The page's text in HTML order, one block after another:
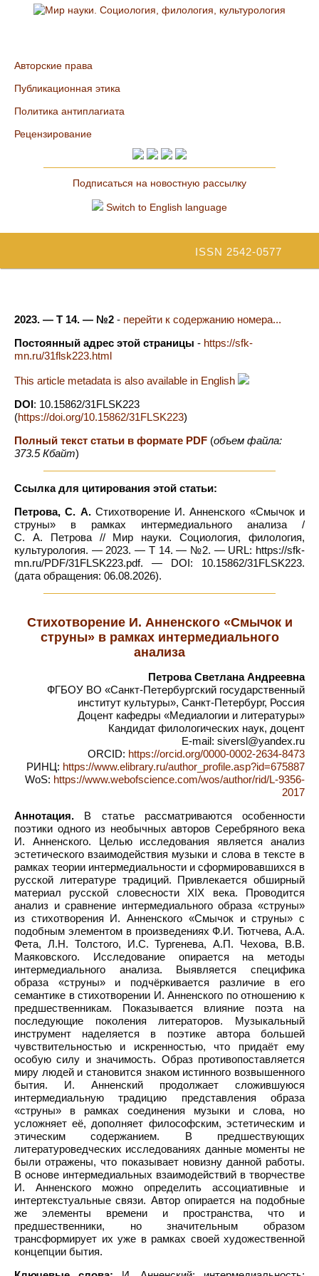
Авторские права
Публикационная этика
Политика антиплагиата
Рецензирование
Подписаться на новостную рассылку
Switch to English language
ISSN 2542-0577
2023. — Т 14. — №2 - перейти к содержанию номера...
Постоянный адрес этой страницы - https://sfk-
mn.ru/31flsk223.html
This article metadata is also available in English
DOI: 10.15862/31FLSK223
(https://doi.org/10.15862/31FLSK223)
Полный текст статьи в формате PDF (объем файла:
373.5 Кбайт)
Ссылка для цитирования этой статьи:
Петрова, С. А.Стихотворение И. Анненского «Смычок и
струны» в рамках интермедиального анализа /
С. А. Петрова // Мир науки. Социология, филология,
культурология. — 2023. — Т 14. — №2. — URL: https://sfk-
mn.ru/PDF/31FLSK223.pdf. — DOI: 10.15862/31FLSK223.
(дата обращения: 06.08.2026).
Стихотворение И. Анненского «Смычок и
струны» в рамках интермедиального
анализа
Петрова Светлана Андреевна
ФГБОУ ВО «Санкт-Петербургский государственный
институт культуры», Санкт-Петербург, Россия
Доцент кафедры «Медиалогии и литературы»
Кандидат филологических наук, доцент
E-mail: siversl@yandex.ru
ORCID: https://orcid.org/0000-0002-2634-8473
РИНЦ: https://www.elibrary.ru/author_profile.asp?id=675887
WoS: https://www.webofscience.com/wos/author/rid/L-9356-
2017
Аннотация. В статье рассматриваются особенности
поэтики одного из необычных авторов Серебряного века
И. Анненского. Целью исследования является анализ
эстетического взаимодействия музыки и слова в тексте в
рамках теории интермедиальности и сформировавшихся в
русской литературе традиций. Привлекается обширный
материал русской словесности XIX века. Проводится
анализ и сравнение интермедиального образа «струны»
из стихотворения И. Анненского «Смычок и струны» с
подобным элементом в произведениях Ф.И. Тютчева, А.А.
Фета, Л.Н. Толстого, И.С. Тургенева, А.П. Чехова, В.В.
Маяковского. Исследование опирается на методы
интермедиального анализа. Выявляется специфика
образа «струны» и подчёркивается различие в его
семантике в стихотворении И. Анненского по отношению к
предшественникам. Показывается влияние поэта на
последующие поколения литераторов. Музыкальный
инструмент наделяется в поэтике автора большей
чувствительностью и искренностью, что придаёт ему
особую силу и значимость. Образ противопоставляется
миру людей и становится знаком истинного возвышенного
бытия. И. Анненский продолжает сложившуюся
интермедиальную традицию представления образа
«струны» в рамках соединения музыки и слова, но
усложняет её, дополняет философским, эстетическим и
этическим содержанием. В предшествующих
литературоведческих исследованиях данные моменты не
были отражены, что показывает новизну данной работы.
В основе интермедиальных взаимодействий в творчестве
И. Анненского можно определить ассоциативные и
интертекстуальные связи. Автор опирается на подобные
же элементы времени и пространства, что и
предшественники, но значительным образом
трансформирует их уже в рамках своей художественной
концепции бытия.